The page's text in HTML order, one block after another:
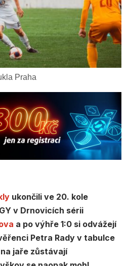
Praha
ukončili ve 20. kole
v Drnovicích sérii
a po výhře 1:0 si odvážejí
Petra Rady v tabulce
jaře zůstávají